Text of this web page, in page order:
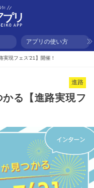
アプリの使い方
実現フェス’21】開催！
進路
る【進路実現フ